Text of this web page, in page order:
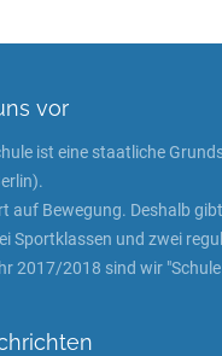
vor
ist eine staatliche
auf Bewegung. Deshalb
Sportklassen und zwei
2017/2018 sind wir